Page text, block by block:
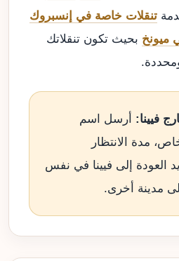
تنقلات خاصة في إنسبروك
ميونخ بحيث تكون تنقلاتك
فيينا: أرسل اسم
مدة الانتظار
العودة إلى فيينا في نفس
مدينة أخرى.